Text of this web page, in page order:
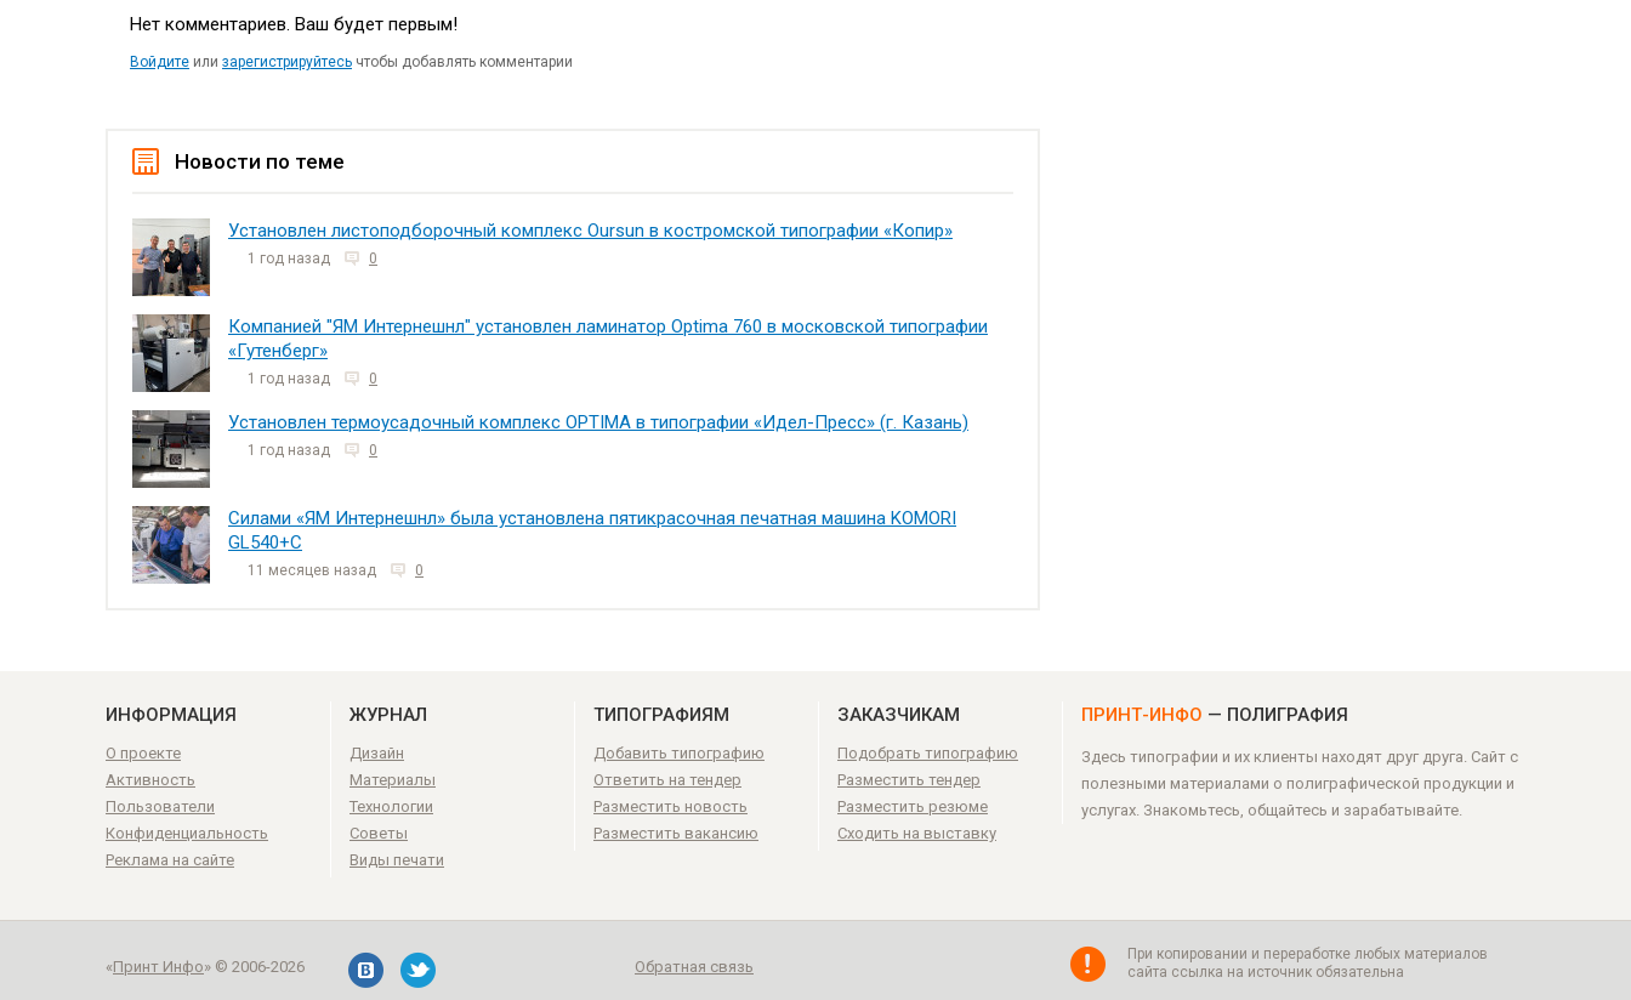
Нет комментариев. Ваш будет первым!
Войдите или зарегистрируйтесь чтобы добавлять комментарии
Новости по теме
Установлен листоподборочный комплекс Oursun в костромской типографии «Копир»
1 год назад 0
Компанией "ЯМ Интернешнл" установлен ламинатор Optima 760 в московской типографии
«Гутенберг»
1 год назад 0
Установлен термоусадочный комплекс OPTIMA в типографии «Идел-Пресс» (г. Казань)
1 год назад 0
Силами «ЯМ Интернешнл» была установлена пятикрасочная печатная машина KOMORI
GL540+С
11 месяцев назад 0
ИНФОРМАЦИЯ
О проекте
Активность
Пользователи
Конфиденциальность
Реклама на сайте
ЖУРНАЛ
Дизайн
Материалы
Технологии
Советы
Виды печати
ТИПОГРАФИЯМ
Добавить типографию
Ответить на тендер
Разместить новость
Разместить вакансию
ЗАКАЗЧИКАМ
Подобрать типографию
Разместить тендер
Разместить резюме
Сходить на выставку
ПРИНТ-ИНФО — ПОЛИГРАФИЯ
Здесь типографии и их клиенты находят друг друга. Сайт с
полезными материалами о полиграфической продукции и
услугах. Знакомьтесь, общайтесь и зарабатывайте.
«Принт Инфо» © 2006-2026 Обратная связь
При копировании и переработке любых материалов
сайта ссылка на источник обязательна